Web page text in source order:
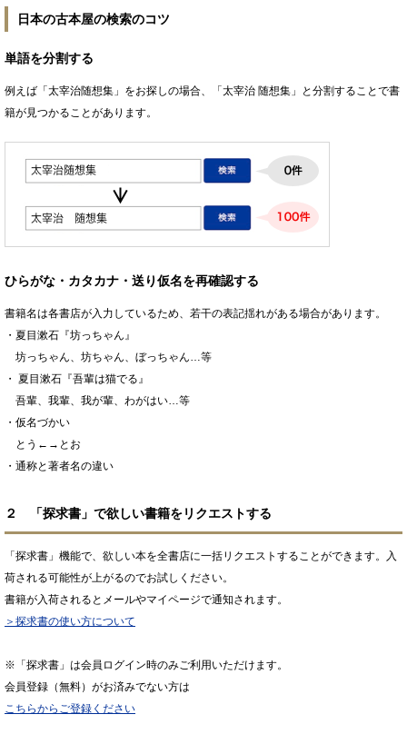
日本の古本屋の検索のコツ
単語を分割する
例えば「太宰治随想集」をお探しの場合、「太宰治 随想集」と分割することで書
籍が見つかることがあります。
ひらがな・カタカナ・送り仮名を再確認する
書籍名は各書店が入力しているため、若干の表記揺れがある場合があります。
・夏目漱石『坊っちゃん』
坊っちゃん、坊ちゃん、ぼっちゃん…等
・ 夏目漱石『吾輩は猫でる』
吾輩、我輩、我が輩、わがはい…等
・仮名づかい
とう←→とお
・通称と著者名の違い
２ 「探求書」で欲しい書籍をリクエストする
「探求書」機能で、欲しい本を全書店に一括リクエストすることができます。入
荷される可能性が上がるのでお試しください。
書籍が入荷されるとメールやマイページで通知されます。
＞探求書の使い方について
※「探求書」は会員ログイン時のみご利用いただけます。
会員登録（無料）がお済みでない方は
こちらからご登録ください